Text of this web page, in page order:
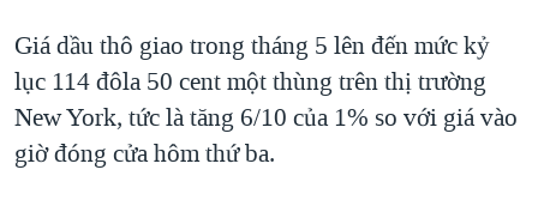
"Tìm"NGƯỜI VIỆT HẢI NGOẠI
ĐỜI SỐNG
HÀNH TRÌNH BẦU CỬ 2024
MỘT NĂM CHIẾN TRANH TẠI DẢI GAZA
GIẢI MÃ VÀNH ĐAI & CON ĐƯỜNG
VIDEO
NGHE
MẠNG XÃ HỘI
Giá dầu thô giao trong tháng 5 lên đến mức kỷ
lục 114 đôla 50 cent một thùng trên thị trường
New York, tức là tăng 6/10 của 1% so với giá vào
giờ đóng cửa hôm thứ ba.